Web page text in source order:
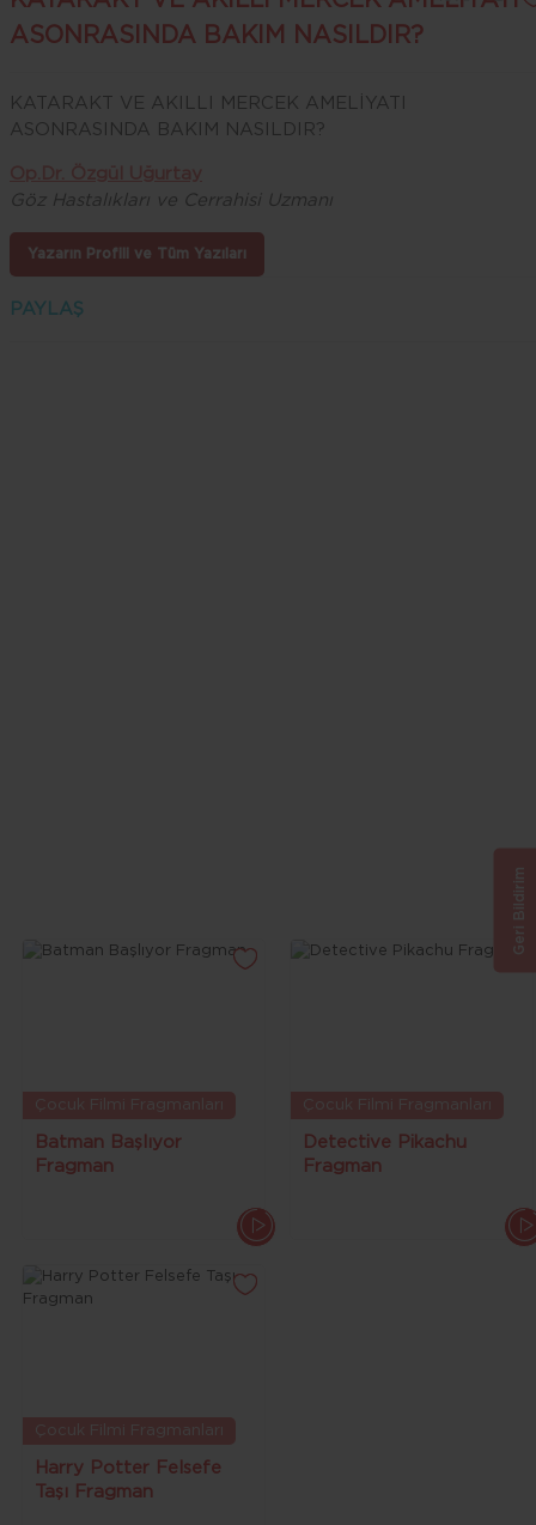
ASONRASINDA BAKIM NASILDIR?
KATARAKT VE AKILLI MERCEK AMELİYATI
ASONRASINDA BAKIM NASILDIR?
Göz Hastalıkları ve Cerrahisi Uzmanı
Yazarın Profili ve Tüm Yazıları
PAYLAŞ
Batman Başlıyor
Fragman
Detective Pikachu
Fragman
Harry Potter Felsefe
Taşı Fragman